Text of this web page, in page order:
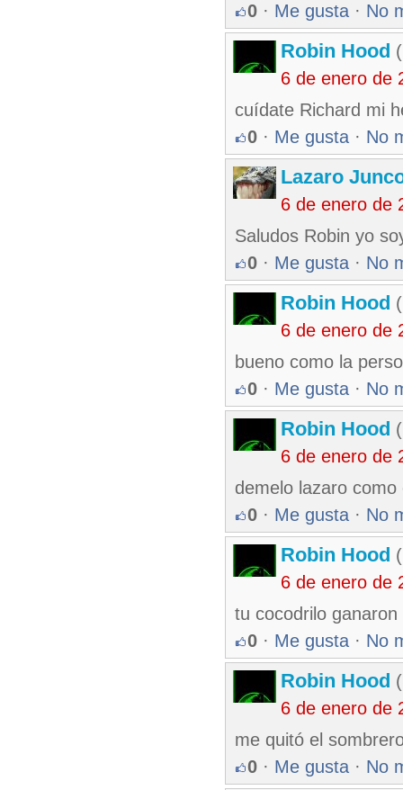
0 · Me gusta · No
Robin Hood
6 de enero de
cuídate Richard mi
0 · Me gusta · No
Lazaro
6 de enero de
Saludos Robin yo
0 · Me gusta · No
Robin Hood
6 de enero de
bueno como la
0 · Me gusta · No
Robin Hood
6 de enero de
demelo lazaro
0 · Me gusta · No
Robin Hood
6 de enero de
tu cocodrilo
0 · Me gusta · No
Robin Hood
6 de enero de
me quitó el
0 · Me gusta · No